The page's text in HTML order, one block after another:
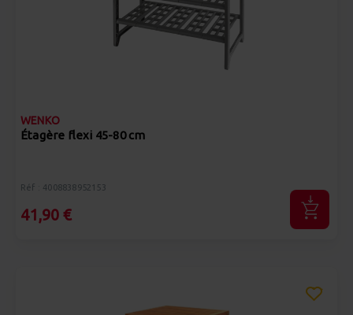
WENKO
Étagère flexi 45-80 cm
Réf : 4008838952153
41,90 €